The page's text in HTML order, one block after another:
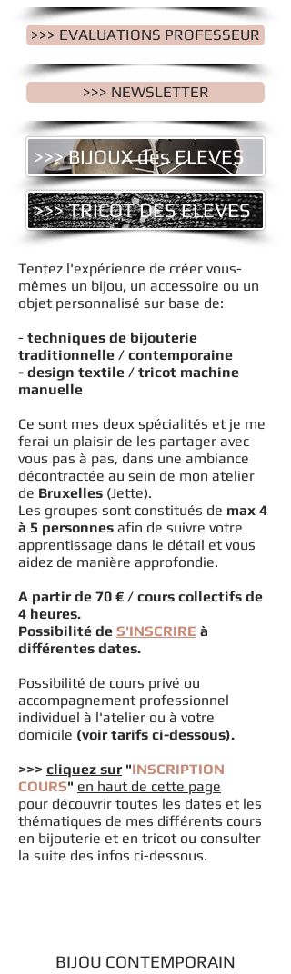
>>> EVALUATIONS PROFESSEUR
>>> NEWSLETTER
>>> BIJOUX des ELEVES
>>> TRICOT DES ELEVES
Tentez l'expérience de créer vous-
mêmes un bijou, un accessoire ou un
objet personnalisé sur base de:
- techniques de bijouterie
traditionnelle / contemporaine
- design textile / tricot machine
manuelle
Ce sont mes deux spécialités et je me
ferai un plaisir de les partager avec
vous pas à pas, dans une ambiance
décontractée au sein de mon atelier
de Bruxelles (Jette).
Les groupes sont constitués de max 4
à 5 personnes afin de suivre votre
apprentissage dans le détail et vous
aidez de manière approfondie.
A partir de 70 € / cours collectifs de
4 heures.
Possibilité de S'INSCRIRE à
différentes dates.
Possibilité de cours privé ou
accompagnement professionnel
individuel à l'atelier ou à votre
domicile (voir tarifs ci-dessous).
>>> cliquez sur "INSCRIPTION
COURS" en haut de cette page
pour découvrir toutes les dates et les
thématiques de mes différents cours
en bijouterie et en tricot ou consulter
la suite des infos ci-dessous.
BIJOU CONTEMPORAIN